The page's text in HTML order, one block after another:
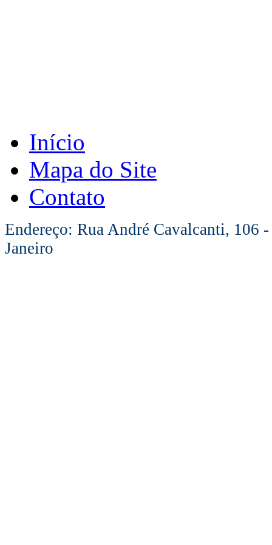
Início
Mapa do Site
Contato
Endereço: Rua André Cavalcanti, 106
Janeiro